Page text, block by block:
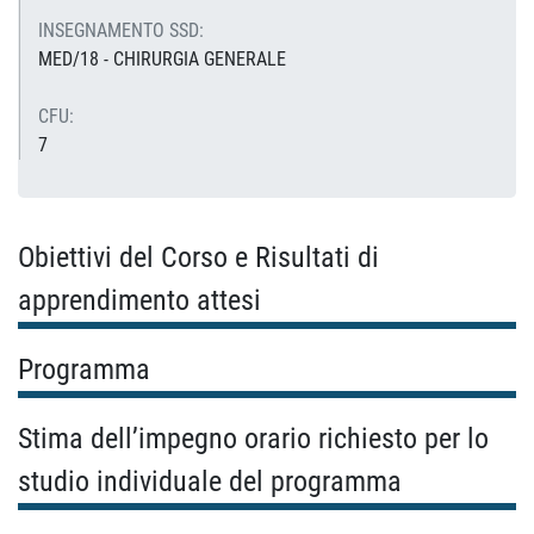
INSEGNAMENTO SSD:
MED/18 - CHIRURGIA GENERALE
CFU:
7
Obiettivi del Corso e Risultati di
apprendimento attesi
Programma
Stima dell’impegno orario richiesto per lo
studio individuale del programma